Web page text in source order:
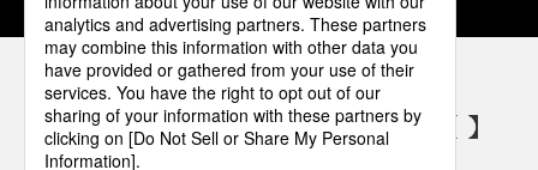
パナソニックの電気設備 SNSアカウント